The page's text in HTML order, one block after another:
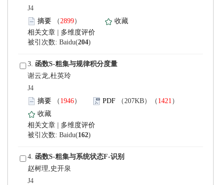
J4
）
|
)
3.
谢云龙,杜英玲
J4
）
）
|
)
4.
赵树理,史开泉
J4